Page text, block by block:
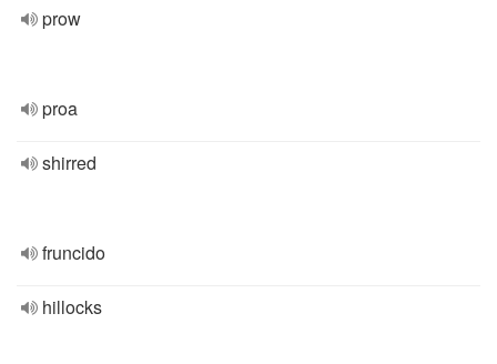
prow
proa
shirred
fruncido
hillocks